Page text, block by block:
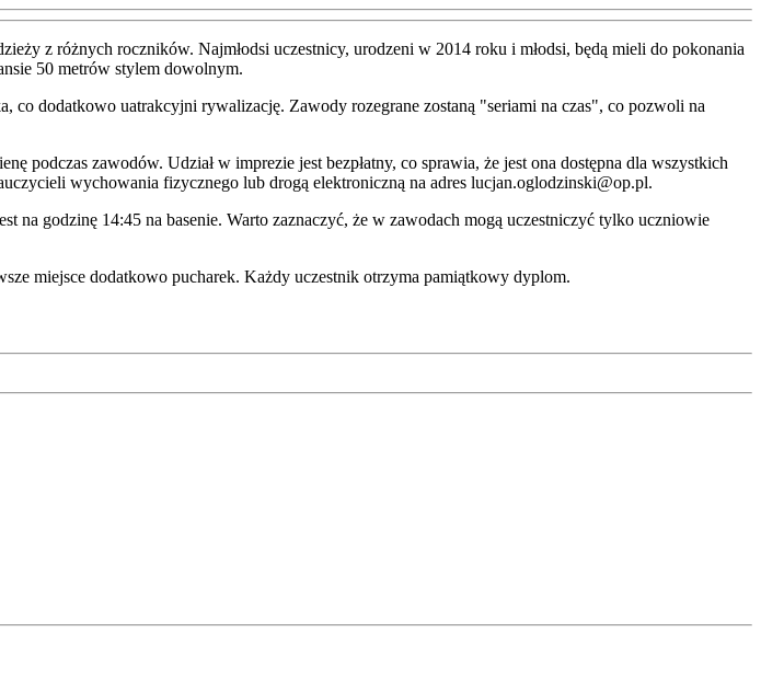
z różnych roczników. Najmłodsi uczestnicy, urodzeni w 2014 roku i młodsi, będą mieli do pokonania
50 metrów stylem dowolnym.
co dodatkowo uatrakcyjni rywalizację. Zawody rozegrane zostaną "seriami na czas", co pozwoli na
podczas zawodów. Udział w imprezie jest bezpłatny, co sprawia, że jest ona dostępna dla wszystkich
wychowania fizycznego lub drogą elektroniczną na adres lucjan.oglodzinski@op.pl.
godzinę 14:45 na basenie. Warto zaznaczyć, że w zawodach mogą uczestniczyć tylko uczniowie
miejsce dodatkowo pucharek. Każdy uczestnik otrzyma pamiątkowy dyplom.